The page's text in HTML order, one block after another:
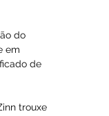
do
em
de
trouxe